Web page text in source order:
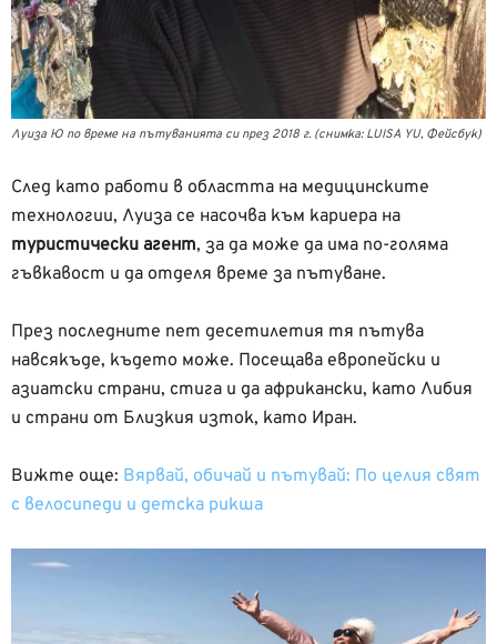
Луиза Ю по време на пътуванията си през 2018 г. (снимка: LUISA YU, Фейсбук)
След като работи в областта на медицинските
технологии, Луиза се насочва към кариера на
туристически агент, за да може да има по-голяма
гъвкавост и да отделя време за пътуване.
През последните пет десетилетия тя пътува
навсякъде, където може. Посещава европейски и
азиатски страни, стига и да африкански, като Либия
и страни от Близкия изток, като Иран.
Вижте още: Вярвай, обичай и пътувай: По целия свят
с велосипеди и детска рикша